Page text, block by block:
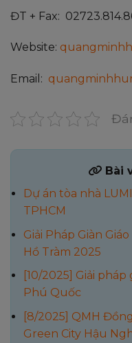
ĐT + Fax:
Website:
Email:
Bài
Dự án tòa nhà
TPHCM
Giải Pháp Giàn
Hồ Tràm 2025
[10/2025] Giải
Phú Quốc
[8/2025] QMH
Green City Hậu